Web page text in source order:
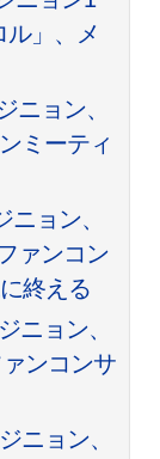
ル」、メ
ニョン、
ミーティ
ョン、
ァンコン
終える
ニョン、
ンコンサ
ニョン、